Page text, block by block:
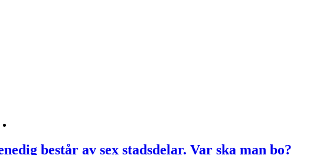
består av sex stadsdelar. Var ska man bo?